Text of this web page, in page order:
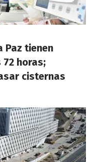
Paz tienen
horas;
cisternas